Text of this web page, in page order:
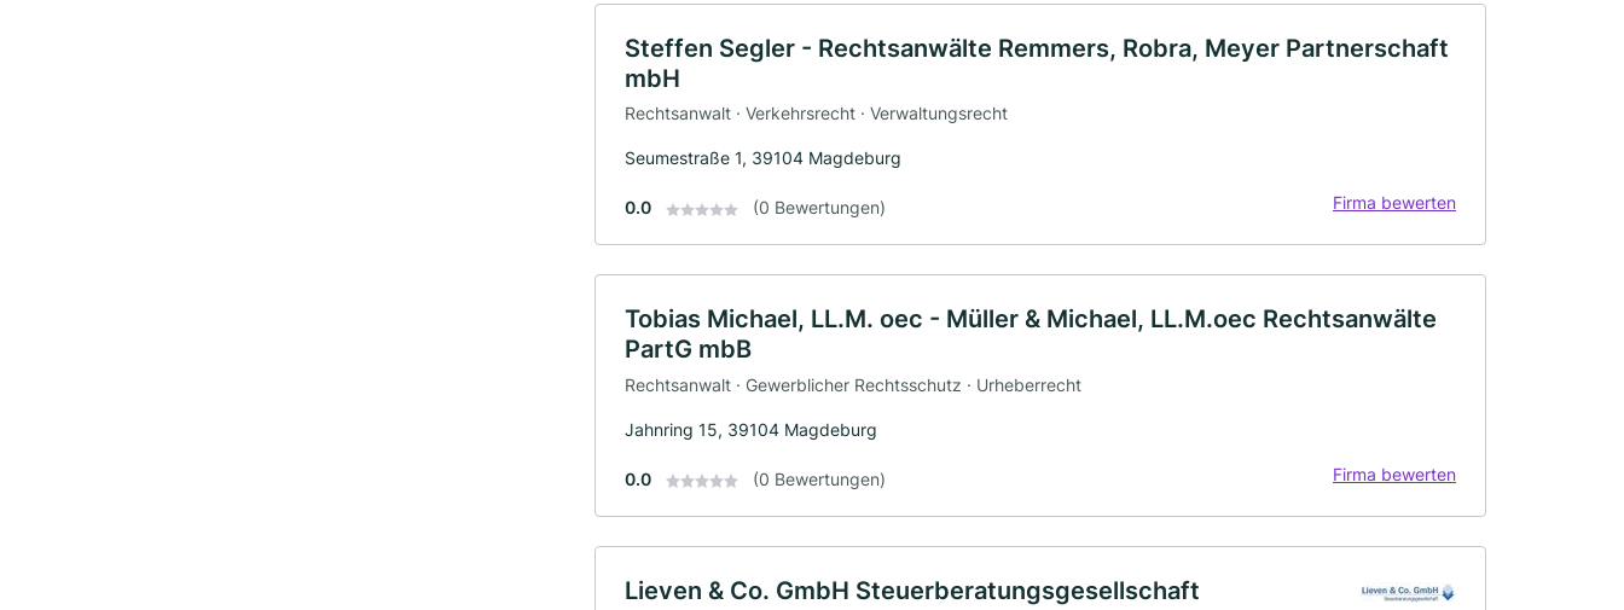
Steffen Segler - Rechtsanwälte Remmers, Robra, Meyer Partnerschaft
mbH
Rechtsanwalt · Verkehrsrecht · Verwaltungsrecht
Seumestraße 1, 39104 Magdeburg
0.0 (0 Bewertungen) Firma bewerten
Tobias Michael, LL.M. oec - Müller & Michael, LL.M.oec Rechtsanwälte
PartG mbB
Rechtsanwalt · Gewerblicher Rechtsschutz · Urheberrecht
Jahnring 15, 39104 Magdeburg
0.0 (0 Bewertungen) Firma bewerten
Lieven & Co. GmbH Steuerberatungsgesellschaft